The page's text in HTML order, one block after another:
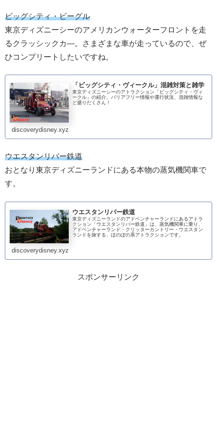
ビッグシティ・ビーグル
東京ディズニーシーのアメリカンウォーターフロントを走
るクラッシックカ―。さまざまな車が走っているので、ぜ
ひコンプリートしたいですね。
「ビッグシティ・ヴィークル」混雑対策と雑学
東京ディズニーシーのアトラクション「ビッグシティ・ヴィ
ークル」の紹介。バリアフリー情報や運行状況、混雑情報な
ど盛りだくさん！
discoverydisney.xyz
ウエスタンリバー鉄道
おとなり東京ディズニーランドにある本物の蒸気機関車で
す。
ウエスタンリバー鉄道
東京ディズニーランドのアドベンチャーランドにあるアトラ
クション「ウエスタンリバー鉄道」は、蒸気機関車に乗り、
アドベンチャーランド・クリッターカントリー・ウエスタン
ランドを旅する、ほのぼの系アトラクションです。
discoverydisney.xyz
スポンサーリンク